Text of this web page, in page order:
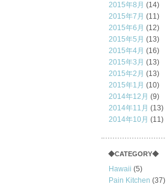
2015年8月 (14)
2015年7月 (11)
2015年6月 (12)
2015年5月 (13)
2015年4月 (16)
2015年3月 (13)
2015年2月 (13)
2015年1月 (10)
2014年12月 (9)
2014年11月 (13)
2014年10月 (11)
◆CATEGORY◆
Hawaii (5)
Pain Kitchen (37)